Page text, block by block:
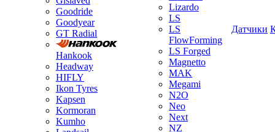
Goodride
Goodyear
GT Radial
Hankook
Headway
HIFLY
Ikon Tyres
Kapsen
Kormoran
Kumho
Lizardo
LS
LS
FlowForming
LS Forged
Magnetto
MAK
Megami
N2O
Neo
Next
NZ
Датчики